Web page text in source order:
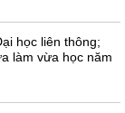
học liên thông;
làm vừa học năm